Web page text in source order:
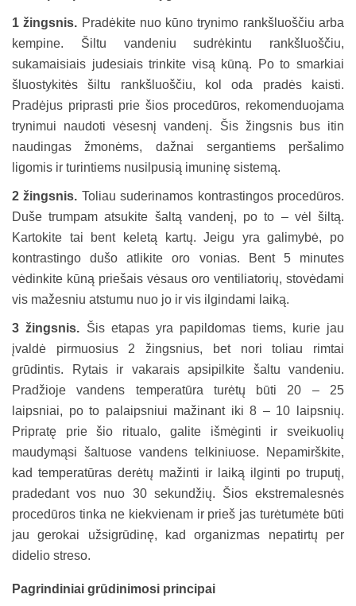
1 žingsnis. Pradėkite nuo kūno trynimo rankšluoščiu arba
kempine. Šiltu vandeniu sudrėkintu rankšluoščiu,
sukamaisiais judesiais trinkite visą kūną. Po to smarkiai
šluostykitės šiltu rankšluoščiu, kol oda pradės kaisti.
Pradėjus priprasti prie šios procedūros, rekomenduojama
trynimui naudoti vėsesnį vandenį. Šis žingsnis bus itin
naudingas žmonėms, dažnai sergantiems peršalimo
ligomis ir turintiems nusilpusią imuninę sistemą.
2 žingsnis. Toliau suderinamos kontrastingos procedūros.
Duše trumpam atsukite šaltą vandenį, po to – vėl šiltą.
Kartokite tai bent keletą kartų. Jeigu yra galimybė, po
kontrastingo dušo atlikite oro vonias. Bent 5 minutes
vėdinkite kūną priešais vėsaus oro ventiliatorių, stovėdami
vis mažesniu atstumu nuo jo ir vis ilgindami laiką.
3 žingsnis. Šis etapas yra papildomas tiems, kurie jau
įvaldė pirmuosius 2 žingsnius, bet nori toliau rimtai
grūdintis. Rytais ir vakarais apsipilkite šaltu vandeniu.
Pradžioje vandens temperatūra turėtų būti 20 – 25
laipsniai, po to palaipsniui mažinant iki 8 – 10 laipsnių.
Pripratę prie šio ritualo, galite išmėginti ir sveikuolių
maudymąsi šaltuose vandens telkiniuose. Nepamirškite,
kad temperatūras derėtų mažinti ir laiką ilginti po truputį,
pradedant vos nuo 30 sekundžių. Šios ekstremalesnės
procedūros tinka ne kiekvienam ir prieš jas turėtumėte būti
jau gerokai užsigrūdinę, kad organizmas nepatirtų per
didelio streso.
Pagrindiniai grūdinimosi principai